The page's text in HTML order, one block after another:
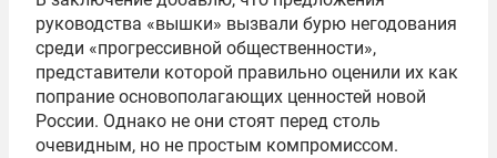
руководства «вышки» вызвали бурю негодования
среди «прогрессивной общественности»,
представители которой правильно оценили их как
попрание основополагающих ценностей новой
России. Однако не они стоят перед столь
очевидным, но не простым компромиссом.